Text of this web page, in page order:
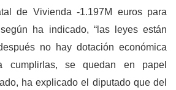
de Vivienda -1.197M euros para
ha indicado, “las leyes están
no hay dotación económica
cumplirlas, se quedan en papel
ha explicado el diputado que del